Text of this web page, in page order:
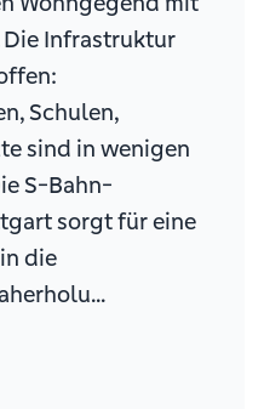
Infrastruktur
Schulen,
sind in wenigen
S-Bahn-
sorgt für eine
die